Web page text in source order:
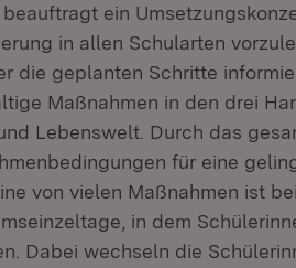
ein
in allen Schularten
die geplanten Schritte
Maßnahmen in den drei
Lebenswelt. Durch das
für eine
von vielen Maßnahmen ist
in dem
Dabei wechseln die